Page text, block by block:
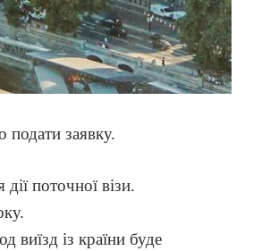
подати заявку.
поточної візи.
виїзд із країни буде